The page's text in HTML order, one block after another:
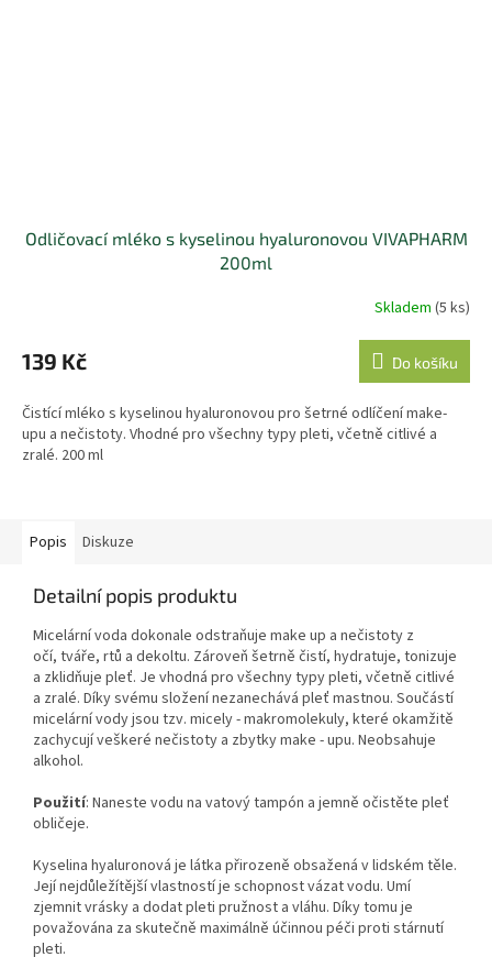
Odličovací mléko s kyselinou hyaluronovou VIVAPHARM
200ml
Skladem (5 ks)
139 Kč Do košíku
Čistící mléko s kyselinou hyaluronovou pro šetrné odlíčení make-
upu a nečistoty. Vhodné pro všechny typy pleti, včetně citlivé a
zralé. 200 ml
Popis Diskuze
Detailní popis produktu
Micelární voda dokonale odstraňuje make up a nečistoty z
očí, tváře, rtů a dekoltu. Zároveň šetrně čistí, hydratuje, tonizuje
a zklidňuje pleť. Je vhodná pro všechny typy pleti, včetně citlivé
a zralé. Díky svému složení nezanechává pleť mastnou. Součástí
micelární vody jsou tzv. micely - makromolekuly, které okamžitě
zachycují veškeré nečistoty a zbytky make - upu. Neobsahuje
alkohol.
Použití: Naneste vodu na vatový tampón a jemně očistěte pleť
obličeje.
Kyselina hyaluronová je látka přirozeně obsažená v lidském těle.
Její nejdůležítější vlastností je schopnost vázat vodu. Umí
zjemnit vrásky a dodat pleti pružnost a vláhu. Díky tomu je
považována za skutečně maximálně účinnou péči proti stárnutí
pleti.